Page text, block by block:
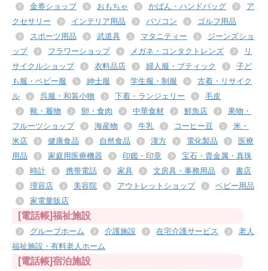
金券ショップ
おもちゃ かばん・ハンドバッグ
ア
クセサリー
インテリア用品 パソコン
ゴルフ用品
スポーツ用品
武道具 マタニティー
ジーンズショ
ップ
フラワーショップ メガネ・コンタクトレンズ
リ
サイクルショップ
衣料品店 婦人服・ブティック
子ど
も服・ベビー服
紳士服 学生服・制服
古着・リサイク
ル
呉服・和装小物 下着・ランジェリー
毛皮
靴・履物
卵・食肉 中華食材 鮮魚店
果物・
フルーツショップ
海産物 牛乳 コーヒー豆
米・
米店
健康食品 自然食品 漢方 電化製品
医療
用品
家庭用医療機器 印鑑・印章
宝石・貴金属・真珠
時計
携帯電話 家具 文房具・事務用品
書店
理容店
美容院 アウトレットショップ
ベビー用品
家電量販店
[電話帳]福祉施設
グループホーム 介護施設 在宅介護サービス
老人
福祉施設・有料老人ホーム
[電話帳]宿泊施設